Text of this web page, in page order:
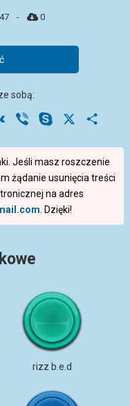
- 0
sobą:
VK Viber Skype
Jeśli masz roszczenie
żądanie usunięcia treści
na adres
. Dzięki!
rizz b.e.d